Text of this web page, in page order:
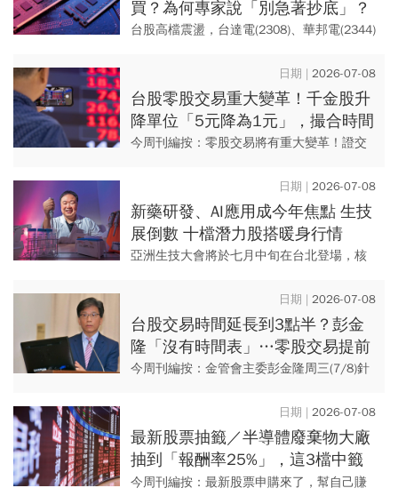
買？為何專家說「別急著抄底」？
1招教看關鍵買點：賺價差必看
台股高檔震盪，台達電(2308)、華邦電(2344)
《StayRich小資理財藍圖》節目中點出，熱
門權值股...
2026-07-08
台股零股交易重大變革！千金股升
降單位「5元降為1元」，撮合時間
變短了…3大變化一文看懂
今周刊編按：零股交易將有重大變革！證交
中零股交易開盤時間調整，零股交易將由現
行上午9時10分提前至上...
2026-07-08
新藥研發、AI應用成今年焦點 生技
展倒數 十檔潛力股搭暖身行情
亞洲生技大會將於七月中旬在台北登場，核
沉寂已久，若干表現優異的潛力股有機會藉
此題材重獲市場目...
2026-07-08
台股交易時間延長到3點半？彭金
隆「沒有時間表」…零股交易提前
至9點，上路時間曝光
今周刊編按：金管會主委彭金隆周三(7/8)針
社會共識之前，金管會絕對不會推動。 此
外，盤中零股交...
2026-07-08
最新股票抽籤／半導體廢棄物大廠
抽到「報酬率25%」，這3檔中籤
也能小賺一筆…申購時間一次看
今周刊編按：最新股票申購來了，幫自己賺